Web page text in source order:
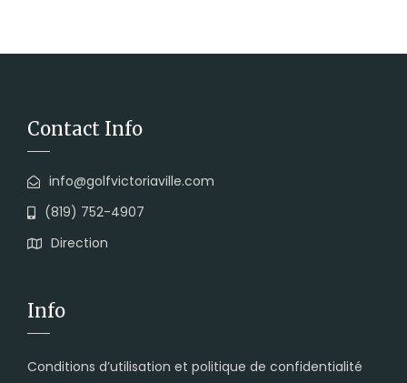
Contact Info
info@golfvictoriaville.com
(819) 752-4907
Direction
Info
Conditions d’utilisation et politique de confidentialité